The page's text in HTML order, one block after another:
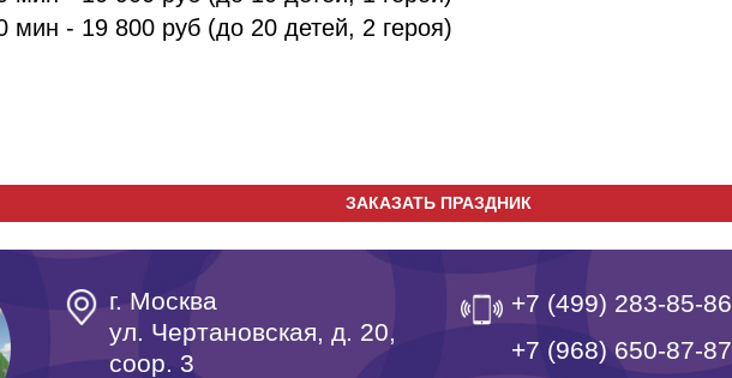
мин - 19 800 руб (до 20 детей, 2 героя)
ЗАКАЗАТЬ ПРАЗДНИК
г. Москва
ул. Чертановская, д. 20,
coop. 3
+7 (499) 283-85-86
‎+7 (968) 650-87-87